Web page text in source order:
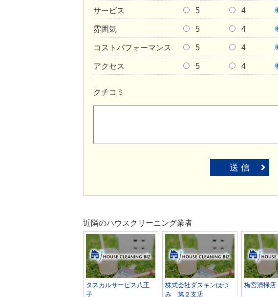
サービス 5 4
雰囲気 5 4
コストパフォーマンス 5 4
アクセス 5 4
クチコミ
送 信
近隣のハウスクリーニング業者
タスカルサービス八王
子
株式会社ダスキンほづ
み 第２支店
梅宮清掃店